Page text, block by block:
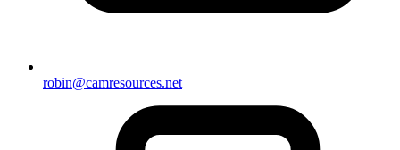
robin@camresources.net